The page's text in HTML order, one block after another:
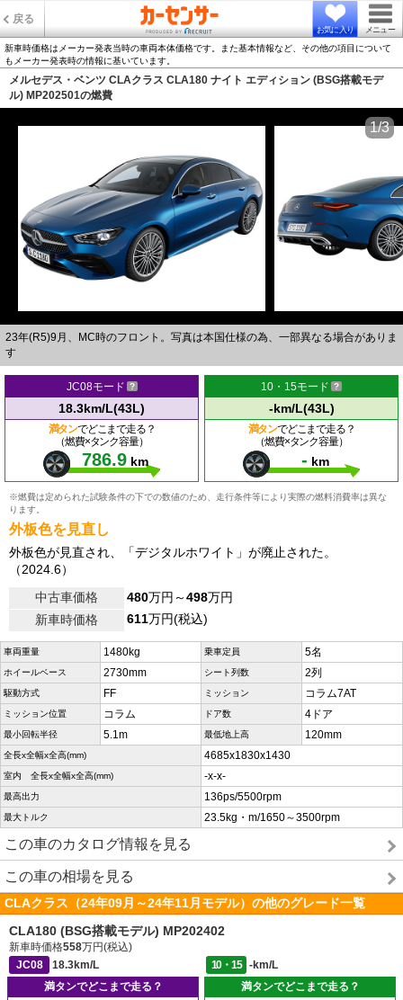
戻る
お気に入り メニュー
新車時価格はメーカー発表当時の車両本体価格です。また基本情報など、その他の項目について
もメーカー発表時の情報に基いています。
メルセデス・ベンツ CLAクラス CLA180 ナイト エディション (BSG搭載モデ
ル) MP202501の燃費
23年(R5)9月、MC時のフロント。写真は本国仕様の為、一部異なる場合がありま
す
1/3
JC08モード
18.3km/L(43L)
満タンでどこまで走る？
（燃費×タンク容量）
786.9 km
10・15モード
-km/L(43L)
満タンでどこまで走る？
（燃費×タンク容量）
- km
※燃費は定められた試験条件の下での数値のため、走行条件等により実際の燃料消費率は異な
ります。
外板色を見直し
外板色が見直され、「デジタルホワイト」が廃止された。
（2024.6）
中古車価格
480万円～498万円
新車時価格
611万円(税込)
車両重量 1480kg 乗車定員 5名
ホイールベース 2730mm シート列数 2列
駆動方式 FF ミッション コラム7AT
ミッション位置 コラム ドア数 4ドア
最小回転半径 5.1m 最低地上高 120mm
全長x全幅x全高(mm) 4685x1830x1430
室内 全長x全幅x全高(mm) -x-x-
最高出力 136ps/5500rpm
最大トルク 23.5kg・m/1650～3500rpm
この車のカタログ情報を見る
この車の相場を見る
CLAクラス（24年09月～24年11月モデル）の他のグレード一覧
CLA180 (BSG搭載モデル) MP202402
新車時価格558万円(税込)
JC08
18.3km/L 10・15
-km/L
満タンでどこまで走る？
満タンでどこまで走る？